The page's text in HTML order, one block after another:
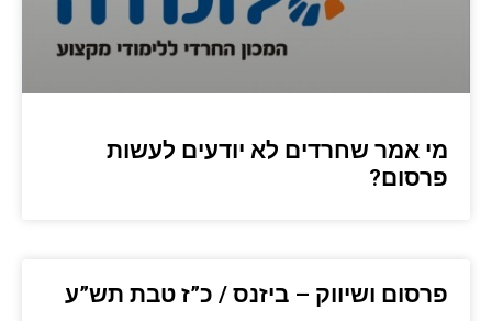
מי אמר שחרדים לא יודעים לעשות
פרסום?
פרסום ושיווק – ביזנס / כ”ז טבת תש”ע